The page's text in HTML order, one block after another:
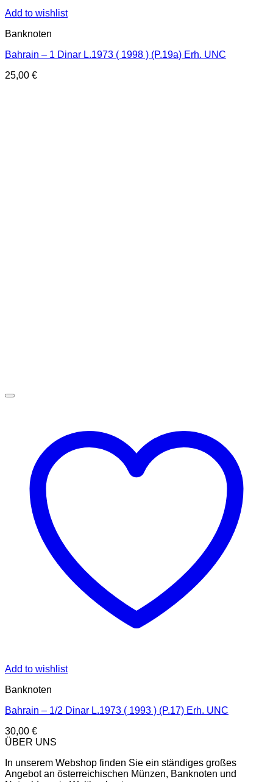
Add to wishlist
Banknoten
Bahrain – 1 Dinar L.1973 ( 1998 ) (P.19a) Erh. UNC
25,00 €
Add to wishlist
Banknoten
Bahrain – 1/2 Dinar L.1973 ( 1993 ) (P.17) Erh. UNC
30,00 €
ÜBER UNS
In unserem Webshop finden Sie ein ständiges großes
Angebot an österreichischen Münzen, Banknoten und